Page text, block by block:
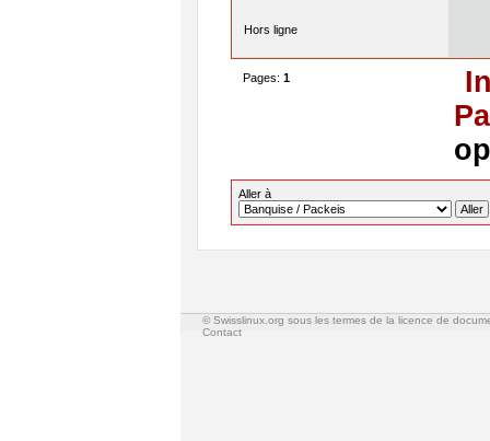
Hors ligne
Pages: 1
Aller à
© Swisslinux.org sous les termes de la licence de
Contact